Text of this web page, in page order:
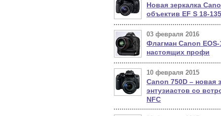
Новая зеркалка
объектив EF S 18-
03 февраля 2016
Флагман Canon
настоящих профи
10 февраля 2015
Canon 750D – новая
энтузиастов со
NFC